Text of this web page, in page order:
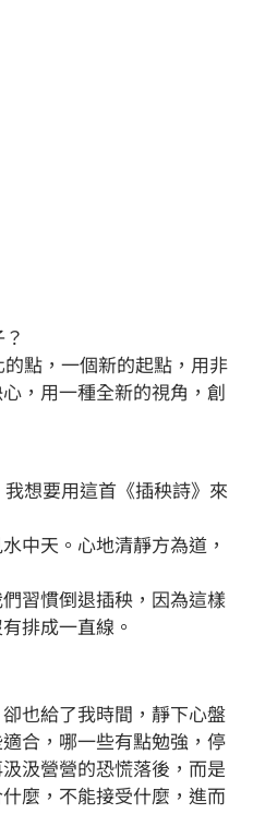
點，一個新的起點，用非
，用一種全新的視角，創
想要用這首《插秧詩》來
中天。心地清靜方為道，
習慣倒退插秧，因為這樣
排成一直線。
也給了我時間，靜下心盤
合，哪一些有點勉強，停
汲營營的恐慌落後，而是
麼，不能接受什麼，進而